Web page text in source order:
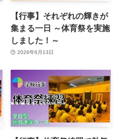
【行事】それぞれの輝きが
集まる一日 ～体育祭を実施
しました！～
2026年6月13日